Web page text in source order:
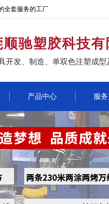
全套服务的工厂
顺驰塑胶科技
开发、制造、单双色注塑成
产品中心 服